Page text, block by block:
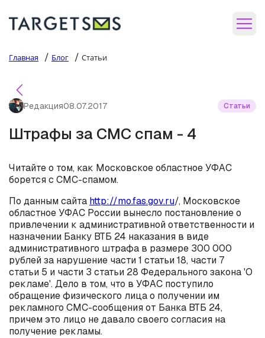
Главная / Блог / Статьи
Редакция08.07.2017 Статьи
Штрафы за СМС спам - 4
Читайте о том, как Московское областное УФАС
борется с СМС-спамом.
По данным сайта http://mo.fas.gov.ru/, Московское
областное УФАС России вынесло постановление о
привлечении к административной ответственности и
назначении Банку ВТБ 24 наказания в виде
административного штрафа в размере 300 000
рублей за нарушение части 1 статьи 18, части 7
статьи 5 и части 3 статьи 28 Федерального закона 'О
рекламе'. Дело в том, что в УФАС поступило
обращение физического лица о получении им
рекламного СМС-сообщения от Банка ВТБ 24,
причем это лицо не давало своего согласия на
получение рекламы.